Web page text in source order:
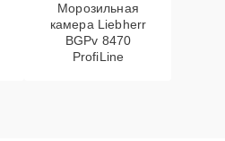
Морозильная
камера Liebherr
BGPv 8470
ProfiLine